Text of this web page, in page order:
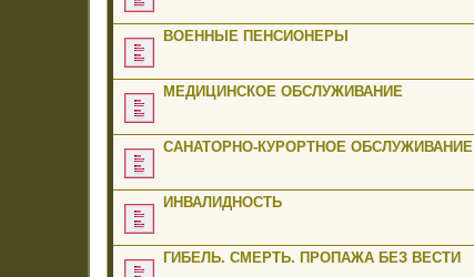
ВОЕННЫЕ ПЕНСИОНЕРЫ
МЕДИЦИНСКОЕ ОБСЛУЖИВАНИЕ
САНАТОРНО-КУРОРТНОЕ ОБСЛУЖИВАНИЕ
ИНВАЛИДНОСТЬ
ГИБЕЛЬ. СМЕРТЬ. ПРОПАЖА БЕЗ ВЕСТИ